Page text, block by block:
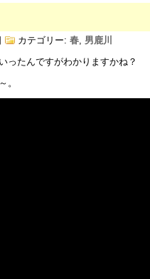
カテゴリー: 春, 男鹿川
ったんですがわかりますかね？
。